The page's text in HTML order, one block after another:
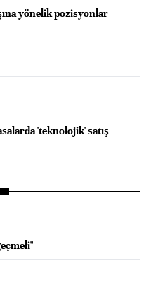
yönelik pozisyonlar
'teknolojik' satış